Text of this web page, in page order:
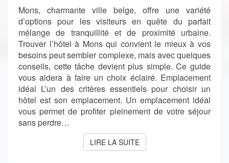
?
Mons, charmante ville belge, offre une variété
d’options pour les visiteurs en quête du parfait
mélange de tranquillité et de proximité urbaine.
Trouver l’hôtel à Mons qui convient le mieux à vos
besoins peut sembler complexe, mais avec quelques
conseils, cette tâche devient plus simple. Ce guide
vous aidera à faire un choix éclairé. Emplacement
idéal L’un des critères essentiels pour choisir un
hôtel est son emplacement. Un emplacement idéal
vous permet de profiter pleinement de votre séjour
sans perdre…
LIRE LA SUITELIRE LA SUITE